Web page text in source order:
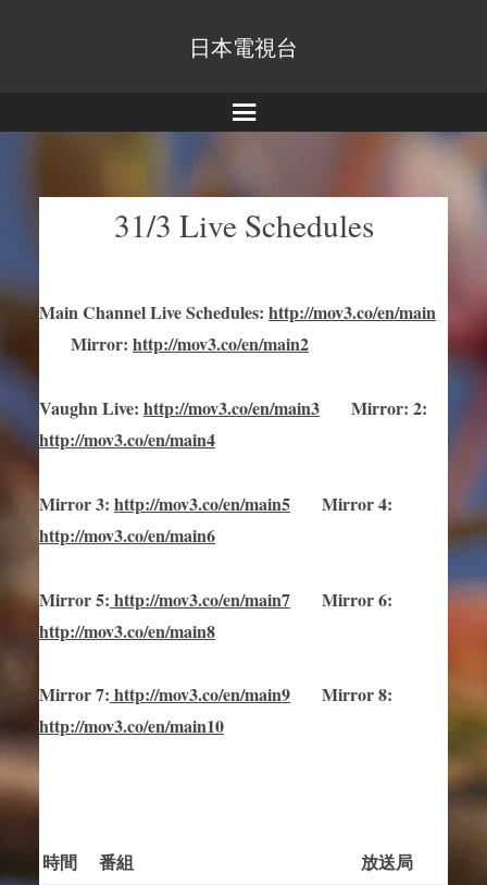
日本電視台
Menu
31/3 Live Schedules
Main Channel Live Schedules: http://mov3.co/en/main
Mirror: http://mov3.co/en/main2
Vaughn Live: http://mov3.co/en/main3 Mirror: 2:
http://mov3.co/en/main4
Mirror3: http://mov3.co/en/main5 Mirror4:
http://mov3.co/en/main6
Mirror5: http://mov3.co/en/main7 Mirror6:
http://mov3.co/en/main8
Mirror7: http://mov3.co/en/main9 Mirror 8:
http://mov3.co/en/main10
時間 番組 放送局